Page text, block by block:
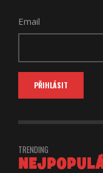
Email
TRENDING